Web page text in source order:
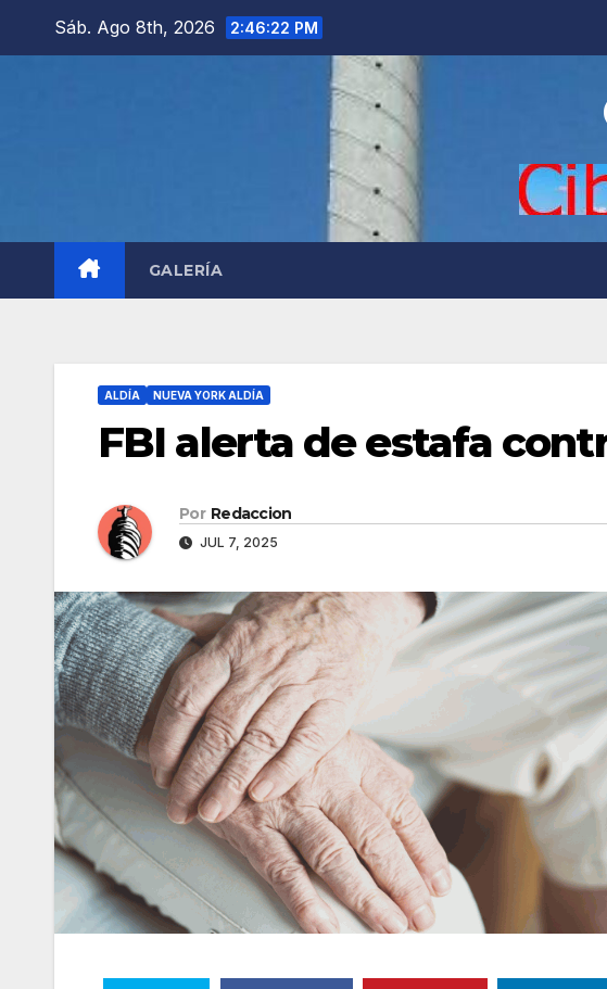
Sáb. Ago 8th, 2026 2:46:23 PM
GALERÍA
ALDÍA NUEVA YORK ALDÍA
FBI alerta de estafa
Por Redaccion
JUL 7, 2025